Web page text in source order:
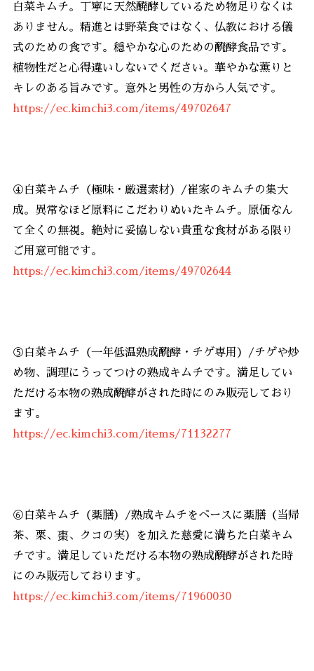
白菜キムチ。丁寧に天然醗酵しているため物足りなくは
ありません。精進とは野菜食ではなく、仏教における儀
式のための食です。穏やかな心のための醗酵食品です。
植物性だと心得違いしないでください。華やかな薫りと
キレのある旨みです。意外と男性の方から人気です。
https://ec.kimchi3.com/items/49702647
④白菜キムチ（極味・厳選素材）/崔家のキムチの集大
成。異常なほど原料にこだわりぬいたキムチ。原価なん
て全くの無視。絶対に妥協しない貴重な食材がある限り
ご用意可能です。
https://ec.kimchi3.com/items/49702644
⑤白菜キムチ（一年低温熟成醗酵・チゲ専用）/チゲや炒
め物、調理にうってつけの熟成キムチです。満足してい
ただける本物の熟成醗酵がされた時にのみ販売しており
ます。
https://ec.kimchi3.com/items/71132277
⑥白菜キムチ（薬膳）/熟成キムチをベースに薬膳（当帰
茶、栗、棗、クコの実）を加えた慈愛に満ちた白菜キム
チです。満足していただける本物の熟成醗酵がされた時
にのみ販売しております。
https://ec.kimchi3.com/items/71960030